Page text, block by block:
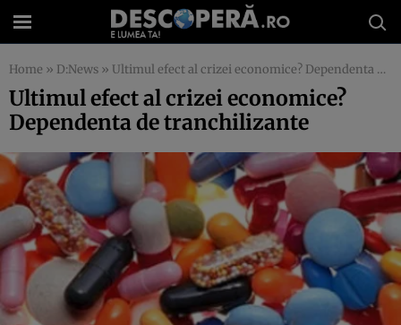
Home » D:News » Ultimul efect al crizei economice? Dependenta de tranchilizante
Ultimul efect al crizei economice?
Dependenta de tranchilizante